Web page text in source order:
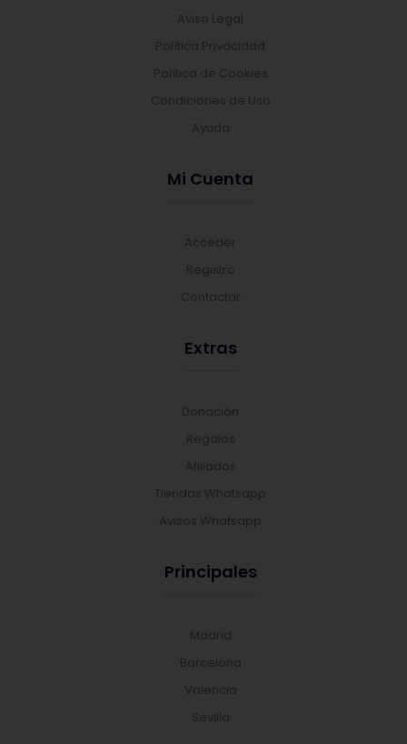
Aviso Legal
Política Privacidad
Política de Cookies
Condiciones de Uso
Ayuda
Mi Cuenta
Acceder
Registro
Contactar
Extras
Donación
Regalos
Afiliados
Tiendas Whatsapp
Avisos Whatsapp
Principales
Madrid
Barcelona
Valencia
Sevilla